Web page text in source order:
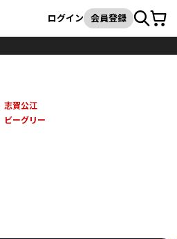
検索
ログイン 会員登録カート
志賀公江
ビーグリー